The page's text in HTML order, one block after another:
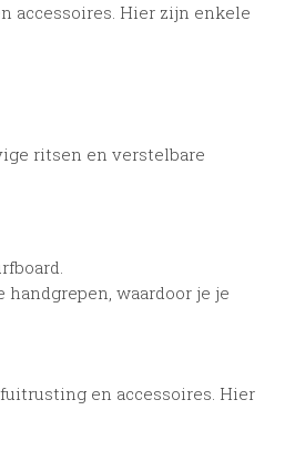
accessoires. Hier zijn enkele
ritsen en verstelbare
waardoor je je
en accessoires. Hier